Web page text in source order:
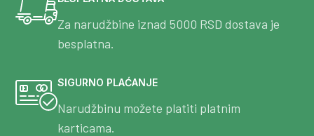
Za narudžbine iznad 5000 RSD dostava je
besplatna.
SIGURNO PLAĆANJE
Narudžbinu možete platiti platnim
karticama.